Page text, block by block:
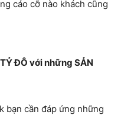
cáo cỡ nào khách cũng
ĐÔ với những SẢN
bạn cần đáp ứng những